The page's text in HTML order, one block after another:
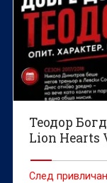
Теодор
Lion Hearts
След